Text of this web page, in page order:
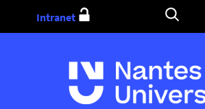
Aller
Intranet